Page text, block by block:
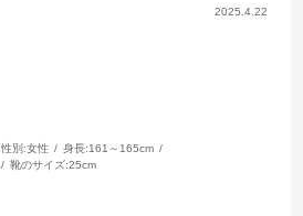
2025.4.22
性別:女性 身長:161～165cm
靴のサイズ:25cm